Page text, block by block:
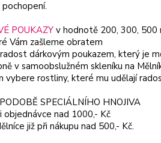
pochopení.
POUKAZYv hodnotě 200, 300, 500
Vám zašleme obratem
dárkovým poukazem, který je
v samoobslužném skleníku na
vybere rostliny, které mu udělají
SPECIÁLNÍHO HNOJIVA
objednávce nad 1000,- Kč
již při nákupu nad 500,- Kč.